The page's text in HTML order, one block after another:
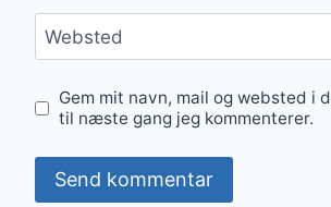
Websted
Gem mit navn, mail og websted i
til næste gang jeg kommenterer.